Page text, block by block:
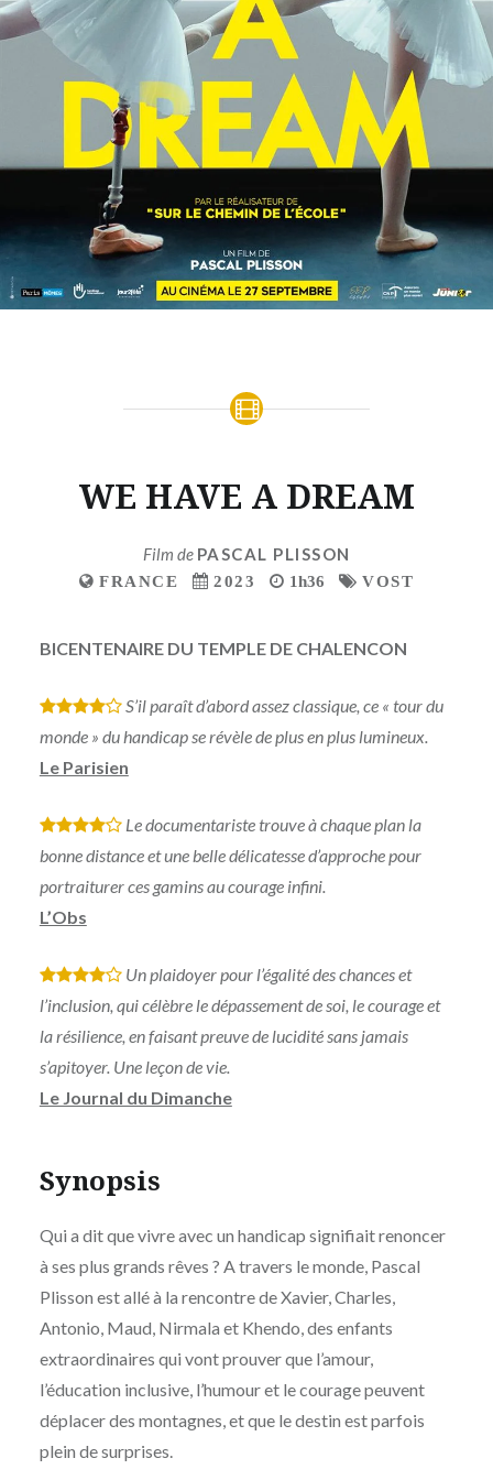
WE HAVE A DREAM
Film de PASCAL PLISSON
FRANCE 2023 1h36 VOST
BICENTENAIRE DU TEMPLE DE CHALENCON
* * * *
S’il paraît d’abord assez classique, ce « tour du
monde » du handicap se révèle de plus en plus lumineux.
Le Parisien
* * * *
Le documentariste trouve à chaque plan la
bonne distance et une belle délicatesse d’approche pour
portraiturer ces gamins au courage infini.
L’Obs
* * * *
Un plaidoyer pour l’égalité des chances et
l’inclusion, qui célèbre le dépassement de soi, le courage et
la résilience, en faisant preuve de lucidité sans jamais
s’apitoyer. Une leçon de vie.
Le Journal du Dimanche
Synopsis
Qui a dit que vivre avec un handicap signifiait renoncer
à ses plus grands rêves ? A travers le monde, Pascal
Plisson est allé à la rencontre de Xavier, Charles,
Antonio, Maud, Nirmala et Khendo, des enfants
extraordinaires qui vont prouver que l’amour,
l’éducation inclusive, l’humour et le courage peuvent
déplacer des montagnes, et que le destin est parfois
plein de surprises.